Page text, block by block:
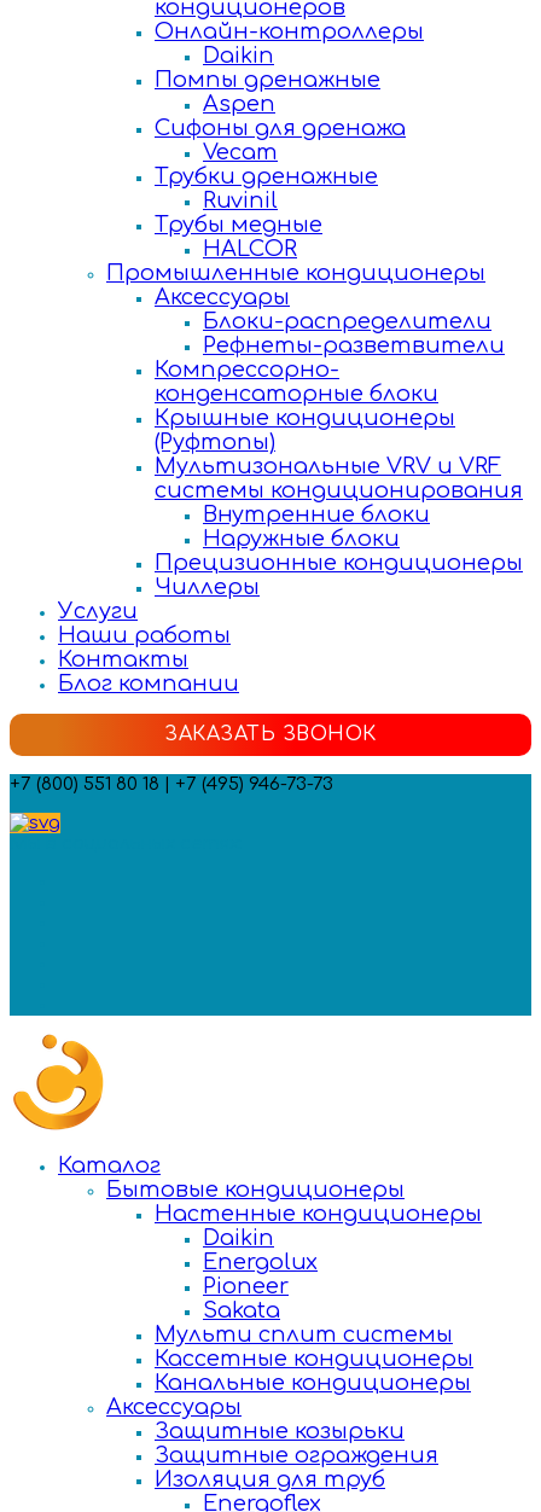
кондиционеров
Онлайн-контроллеры
Daikin
Помпы дренажные
Aspen
Сифоны для дренажа
Vecam
Трубки дренажные
Ruvinil
Трубы медные
HALCOR
Промышленные кондиционеры
Аксессуары
Блоки-распределители
Рефнеты-разветвители
Компрессорно-
конденсаторные блоки
Крышные кондиционеры
(Руфтопы)
Мультизональные VRV и VRF
системы кондиционирования
Внутренние блоки
Наружные блоки
Прецизионные кондиционеры
Чиллеры
Услуги
Наши работы
Контакты
Блог компании
ЗАКАЗАТЬ ЗВОНОК
+7 (800) 551 80 18 | +7 (495) 946-73-73
Каталог
Бытовые кондиционеры
Настенные кондиционеры
Daikin
Energolux
Pioneer
Sakata
Мульти сплит системы
Кассетные кондиционеры
Канальные кондиционеры
Аксессуары
Защитные козырьки
Защитные ограждения
Изоляция для труб
Energoflex